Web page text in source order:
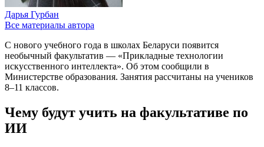
Дарья Гурбан
Все материалы автора
С нового учебного года в школах Беларуси появится
необычный факультатив — «Прикладные технологии
искусственного интеллекта». Об этом сообщили в
Министерстве образования. Занятия рассчитаны на учеников
8–11 классов.
Чему будут учить на факультативе по
ИИ